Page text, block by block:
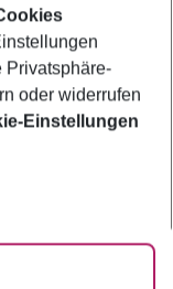
Privatsphäre-
oder widerrufen
Einstellungen